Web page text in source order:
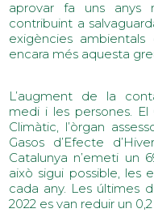
aprovar fa uns anys
contribuint a
exigències
encara més aquesta
L’augment de la
medi i les persones. El
Climàtic, l’òrgan
Gasos d’Efecte
Catalunya n’emeti un
això sigui possible, les
cada any. Les últimes
2022 es van reduir un 0,2